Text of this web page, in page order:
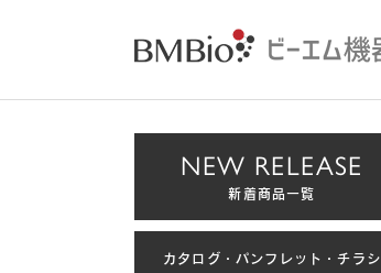
NEW RELEASE
新着商品一覧
カタログ・パンフレット・チラシ